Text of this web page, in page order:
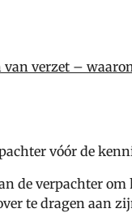
van verzet –
vóór de
de verpachter
te dragen aan